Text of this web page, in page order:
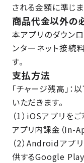
される金額に準じま
商品代金以外の
本アプリのダウン
ンターネット接続
す。
支払方法
「チャージ残高」
いただきます。
（1）iOSアプリ
アプリ内課金（In-
（2）Androidア
供するGoogle